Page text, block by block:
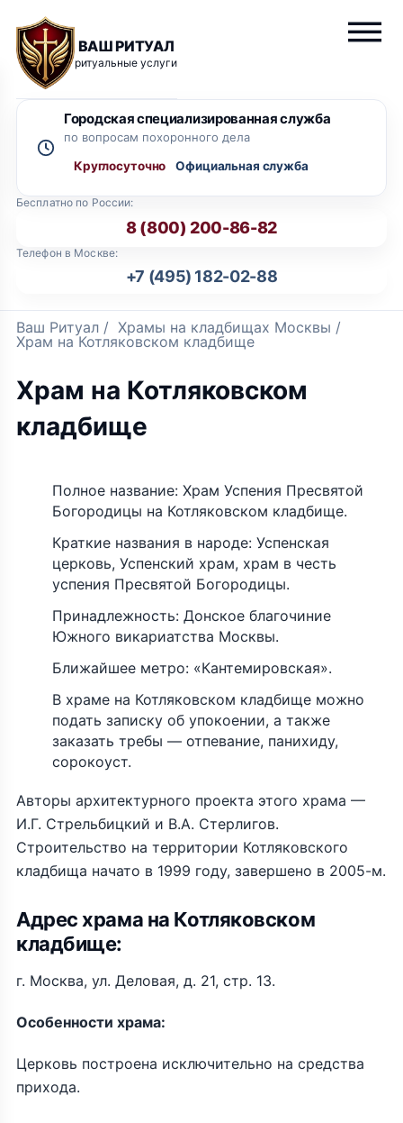
ВАШ РИТУАЛ
ритуальные услуги
Бесплатно по России:
8 (800) 200-86-82
Телефон в Москве:
+7 (495) 182-02-88
Городская специализированная служба
по вопросам похоронного дела
Круглосуточно
Ваш Ритуал / Храмы на кладбищах Москвы /
Храм на Котляковском кладбище
Храм на Котляковском
кладбище
Полное название: Храм Успения Пресвятой
Богородицы на Котляковском кладбище.
Краткие названия в народе: Успенская
церковь, Успенский храм, храм в честь
успения Пресвятой Богородицы.
Принадлежность: Донское благочиние
Южного викариатства Москвы.
Ближайшее метро: «Кантемировская».
В храме на Котляковском кладбище можно
подать записку об упокоении, а также
заказать требы — отпевание, панихиду,
сорокоуст.
Авторы архитектурного проекта этого храма —
И.Г. Стрельбицкий и В.А. Стерлигов.
Строительство на территории Котляковского
кладбища начато в 1999 году, завершено в 2005-м.
Адрес храма на Котляковском
кладбище:
г. Москва, ул. Деловая, д. 21, стр. 13.
Особенности храма:
Церковь построена исключительно на средства
прихода.